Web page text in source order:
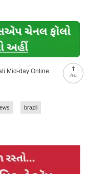
ટોચ
Mid-day Online
brazil